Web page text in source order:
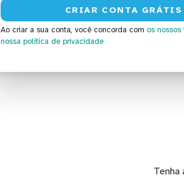
Ao criar a sua conta, você concorda com os
nossa política de privacidade
Tenha